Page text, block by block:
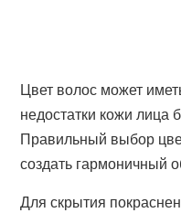
Цвет волос может
недостатки кожи лица
Правильный выбор
создать гармоничный
Для скрытия